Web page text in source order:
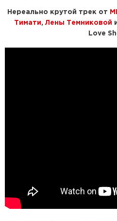
Нереально крутой трек от
Тимати,Лены Темниковой
Love